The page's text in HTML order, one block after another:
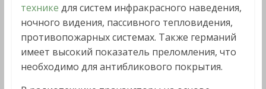
технике для систем инфракрасного наведения,
ночного видения, пассивного тепловидения,
противопожарных системах. Также германий
имеет высокий показатель преломления, что
необходимо для антибликового покрытия.